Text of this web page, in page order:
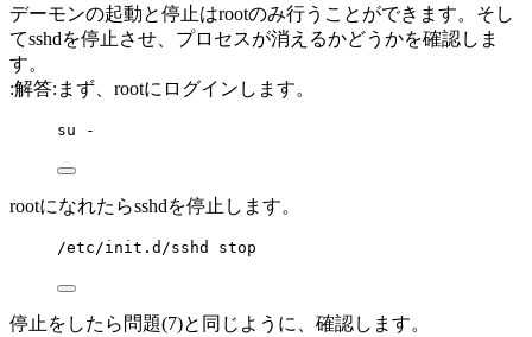
デーモンの起動と停止はrootのみ行うことができます。そし
てsshdを停止させ、プロセスが消えるかどうかを確認しま
す。
:解答:まず、rootにログインします。
su -
rootになれたらsshdを停止します。
/etc/init.d/sshd stop
停止をしたら問題(7)と同じように、確認します。